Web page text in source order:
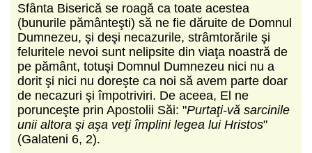
Sfânta Biserică se roagă ca toate acestea
(bunurile pământeşti) să ne fie dăruite de Domnul
Dumnezeu, şi deşi necazurile, strâmtorările şi
feluritele nevoi sunt nelipsite din viaţa noastră de
pe pământ, totuşi Domnul Dumnezeu nici nu a
dorit şi nici nu doreşte ca noi să avem parte doar
de necazuri şi împotriviri. De aceea, El ne
porunceşte prin Apostolii Săi: "Purtaţi-vă sarcinile
unii altora şi aşa veţi împlini legea lui Hristos"
(Galateni 6, 2).